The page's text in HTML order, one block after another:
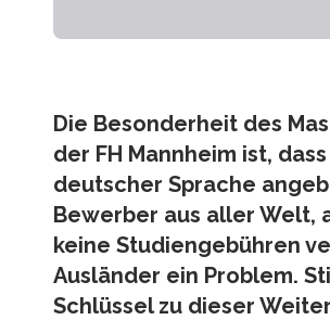
Die Besonderheit des
der FH Mannheim ist,
deutscher Sprache
Bewerber aus aller Welt,
keine Studiengebühren
Ausländer ein Problem.
Schlüssel zu dieser